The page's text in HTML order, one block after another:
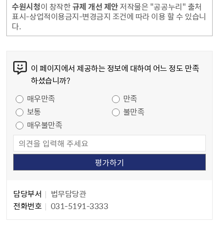
수원시청이 창작한규제 개선 제안저작물은 "공공누리" 출처
표시-상업적이용금지-변경금지 조건에 따라 이용 할 수 있습니
다.
이 페이지에서 제공하는 정보에 대하여 어느 정도 만족
하셨습니까?
매우만족
만족
보통
불만족
매우불만족
담당부서
법무담당관
전화번호
031-5191-3333